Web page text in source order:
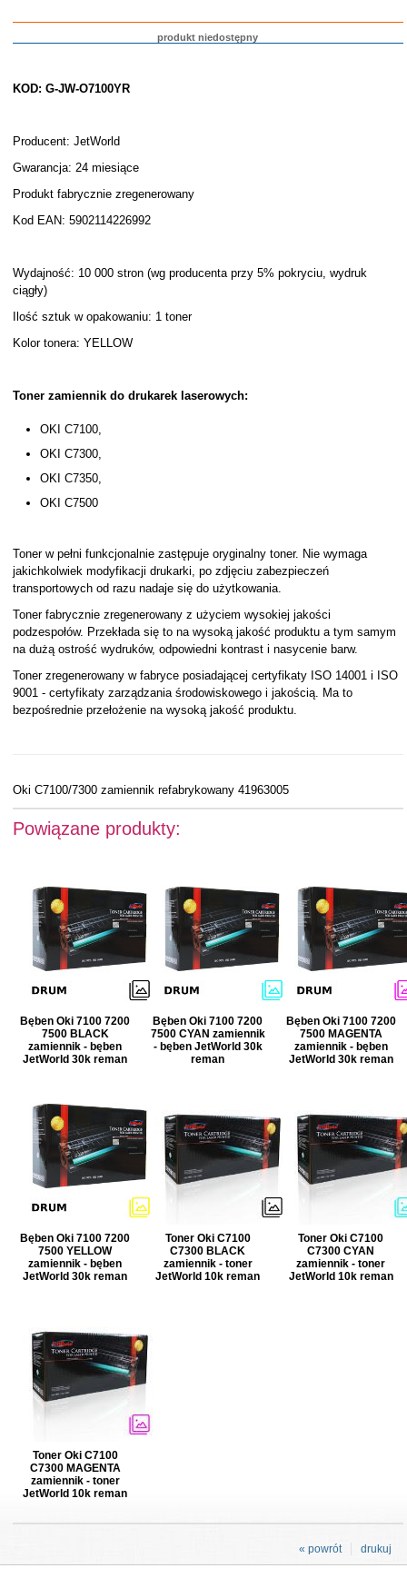
produkt niedostępny
KOD: G-JW-O7100YR
Producent: JetWorld
Gwarancja: 24 miesiące
Produkt fabrycznie zregenerowany
Kod EAN: 5902114226992
Wydajność: 10 000 stron (wg producenta przy 5% pokryciu, wydruk
ciągły)
Ilość sztuk w opakowaniu: 1 toner
Kolor tonera: YELLOW
Toner zamiennik do drukarek laserowych:
OKI C7100,
OKI C7300,
OKI C7350,
OKI C7500
Toner w pełni funkcjonalnie zastępuje oryginalny toner. Nie wymaga
jakichkolwiek modyfikacji drukarki, po zdjęciu zabezpieczeń
transportowych od razu nadaje się do użytkowania.
Toner fabrycznie zregenerowany z użyciem wysokiej jakości
podzespołów. Przekłada się to na wysoką jakość produktu a tym samym
na dużą ostrość wydruków, odpowiedni kontrast i nasycenie barw.
Toner zregenerowany w fabryce posiadającej certyfikaty ISO 14001 i ISO
9001 - certyfikaty zarządzania środowiskowego i jakością. Ma to
bezpośrednie przełożenie na wysoką jakość produktu.
Oki C7100/7300 zamiennik refabrykowany 41963005
Powiązane produkty:
Bęben Oki 7100 7200
7500 BLACK
zamiennik - bęben
JetWorld 30k reman
Bęben Oki 7100 7200
7500 CYAN zamiennik
- bęben JetWorld 30k
reman
Bęben Oki 7100 7200
7500 MAGENTA
zamiennik - bęben
JetWorld 30k reman
Bęben Oki 7100 7200
7500 YELLOW
zamiennik - bęben
JetWorld 30k reman
Toner Oki C7100
C7300 BLACK
zamiennik - toner
JetWorld 10k reman
Toner Oki C7100
C7300 CYAN
zamiennik - toner
JetWorld 10k reman
Toner Oki C7100
C7300 MAGENTA
zamiennik - toner
JetWorld 10k reman
drukuj
« powrót